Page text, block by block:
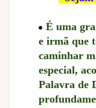
É uma
e irmã que
caminhar
especial,
Palavra de